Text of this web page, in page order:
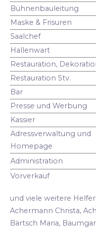
Bühnenbauleitung
Maske & Frisuren
Saalchef
Hallenwart
Restauration,
Restauration Stv.
Bar
Presse und Werbung
Kassier
Adressverwaltung und
Homepage
Administration
Vorverkauf
und viele weitere Helfer:
Achermann Christa,
Bärtsch Maria,